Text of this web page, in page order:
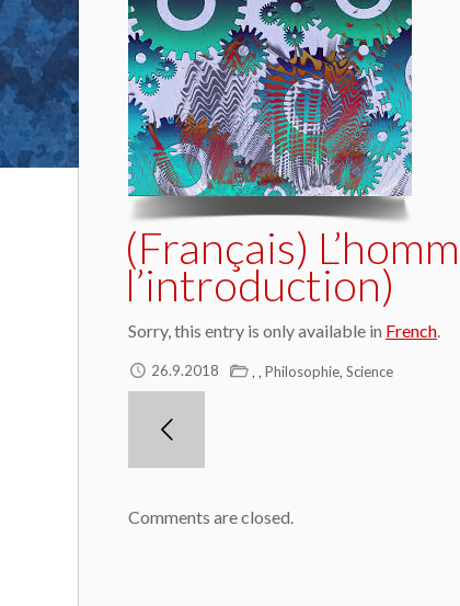
(Français)
l’introduction)
Sorry, this entry is only available in French.
26.9.2018 , , Philosophie, Science
Comments are closed.